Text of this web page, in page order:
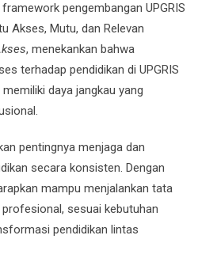
pengembangan UPGRIS
Akses, Mutu, dan Relevan
, menekankan bahwa
terhadap pendidikan di UPGRIS
daya jangkau yang
pentingnya menjaga dan
secara konsisten. Dengan
mampu menjalankan tata
sesuai kebutuhan
pendidikan lintas